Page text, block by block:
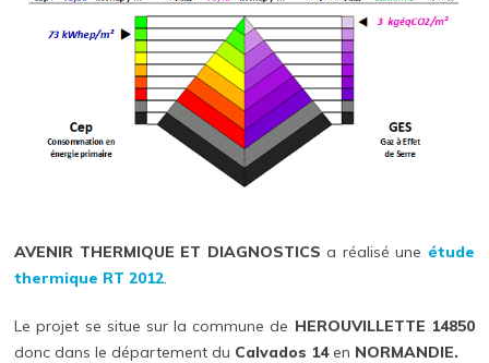
AVENIR THERMIQUE ET DIAGNOSTICS a réalisé une étude
thermique RT 2012.
Le projet se situe sur la commune de HEROUVILLETTE 14850
donc dans le département du Calvados 14en NORMANDIE.